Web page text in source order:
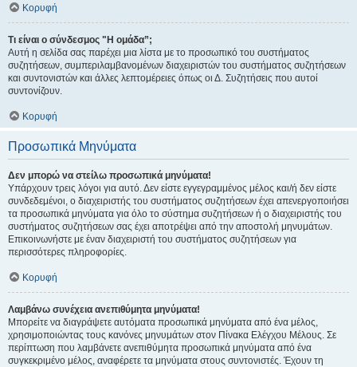
Κορυφή
Τι είναι ο σύνδεσμος "Η ομάδα”;
Αυτή η σελίδα σας παρέχει μια λίστα με το προσωπικό του συστήματος
συζητήσεων, συμπεριλαμβανομένων διαχειριστών του συστήματος συζητήσεων
και συντονιστών και άλλες λεπτομέρειες όπως οι Δ. Συζητήσεις που αυτοί
συντονίζουν.
Κορυφή
Προσωπικά Μηνύματα
Δεν μπορώ να στείλω προσωπικά μηνύματα!
Υπάρχουν τρεις λόγοι για αυτό. Δεν είστε εγγεγραμμένος μέλος και/ή δεν είστε
συνδεδεμένοι, ο διαχειριστής του συστήματος συζητήσεων έχει απενεργοποιήσει
τα προσωπικά μηνύματα για όλο το σύστημα συζητήσεων ή ο διαχειριστής του
συστήματος συζητήσεων σας έχει αποτρέψει από την αποστολή μηνυμάτων.
Επικοινωνήστε με έναν διαχειριστή του συστήματος συζητήσεων για
περισσότερες πληροφορίες.
Κορυφή
Λαμβάνω συνέχεια ανεπιθύμητα μηνύματα!
Μπορείτε να διαγράψετε αυτόματα προσωπικά μηνύματα από ένα μέλος,
χρησιμοποιώντας τους κανόνες μηνυμάτων στον Πίνακα Ελέγχου Μέλους. Σε
περίπτωση που λαμβάνετε ανεπιθύμητα προσωπικά μηνύματα από ένα
συγκεκριμένο μέλος, αναφέρετε τα μηνύματα στους συντονιστές. Έχουν τη